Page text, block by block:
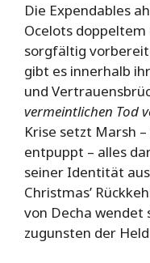
Die Expendables
Ocelots doppeltem
sorgfältig
gibt es innerhalb
und
vermeintlichen Tod
Krise setzt Marsh
entpuppt – alles
seiner Identität
Christmas’
von Decha wendet
zugunsten der